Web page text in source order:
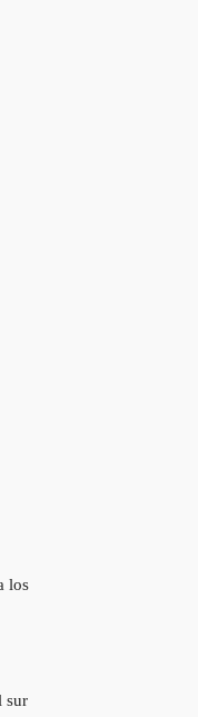
los
sur